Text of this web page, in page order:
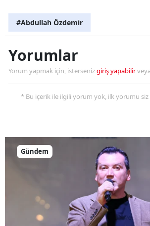
#Abdullah Özdemir
Yorumlar
Yorum yapmak için, istersenizgiriş yapabilirveya
* Bu içerik ile ilgili yorum yok, ilk yorumu siz
Gündem